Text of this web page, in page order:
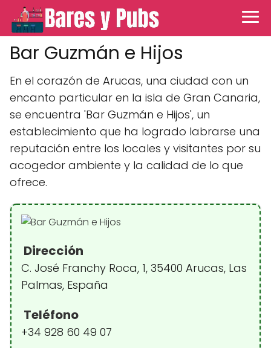
Bar Guzmán e Hijos
En el corazón de Arucas, una ciudad con un
encanto particular en la isla de Gran Canaria,
se encuentra 'Bar Guzmán e Hijos', un
establecimiento que ha logrado labrarse una
reputación entre los locales y visitantes por su
acogedor ambiente y la calidad de lo que
ofrece.
Dirección
C. José Franchy Roca, 1, 35400 Arucas, Las
Palmas, España
Teléfono
+34 928 60 49 07